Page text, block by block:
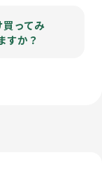
ってみ
すか？